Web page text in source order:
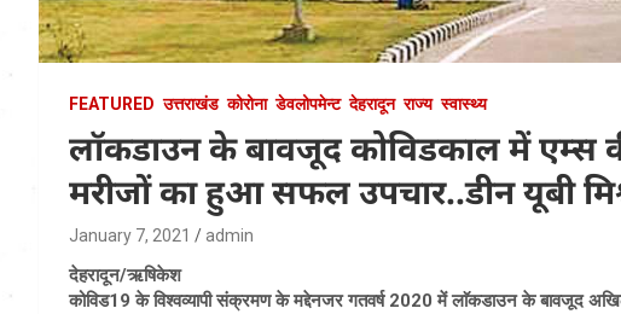
FEATURED उत्तराखंड कोरोना डेवलोपमेन्ट देहरादून राज्य स्वास्थ्य
लॉकडाउन के बावजूद कोविडकाल में एम्स
मरीजों का हुआ सफल उपचार..डीन यूबी
January 7, 2021 admin
देहरादून/ऋषिकेश
कोविड19 के विश्वव्यापी संक्रमण के मद्देनजर गतवर्ष 2020 में लाॅकडाउन के बावजूद